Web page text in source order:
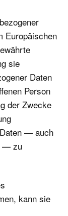
Europäischen
sie
Daten
Person
der Zwecke
— auch
— zu
kann sie